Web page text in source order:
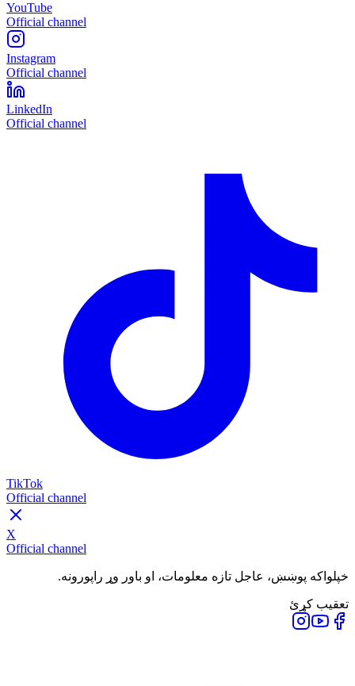
YouTube
Official channel
Instagram
Official channel
LinkedIn
Official channel
TikTok
Official channel
X
Official channel
خپلواکه پوښښ، عاجل تازه معلومات، او باور وړ راپورونه.
تعقیب کړئ